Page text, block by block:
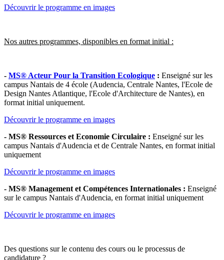
Découvrir le programme en images
Nos autres programmes, disponibles en format initial :
- MS® Acteur Pour la Transition Ecologique : Enseigné sur les
campus Nantais de 4 école (Audencia, Centrale Nantes, l'Ecole de
Design Nantes Atlantique, l'Ecole d'Architecture de Nantes), en
format initial uniquement.
Découvrir le programme en images
- MS® Ressources et Economie Circulaire : Enseigné sur les
campus Nantais d'Audencia et de Centrale Nantes, en format initial
uniquement
Découvrir le programme en images
- MS® Management et Compétences Internationales : Enseigné
sur le campus Nantais d'Audencia, en format initial uniquement
Découvrir le programme en images
Des questions sur le contenu des cours ou le processus de
candidature ?